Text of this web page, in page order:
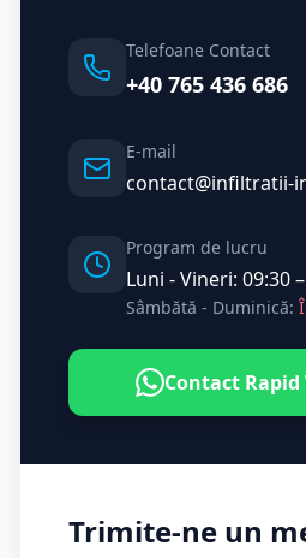
Telefoane Contact
+40 765 436 686
E-mail
contact@infiltratii-
Program de lucru
Luni - Vineri: 09:30
Sâmbătă - Duminică:
Contact Rapid
Trimite-ne un